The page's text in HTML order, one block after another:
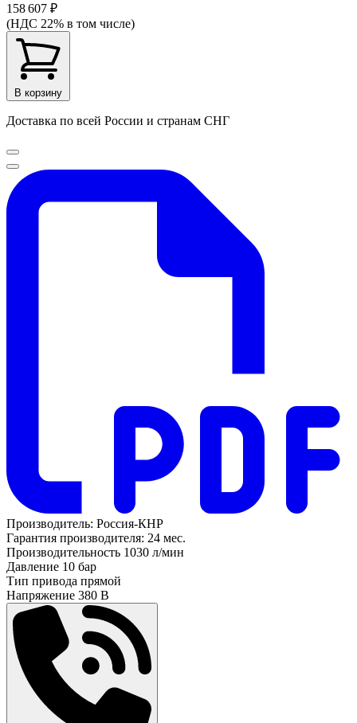
158 607 ₽
(НДС 22% в том числе)
В корзину
Доставка по всей России и странам СНГ
Производитель: Россия-КНР
Гарантия производителя: 24 мес.
Производительность 1030 л/мин
Давление 10 бар
Тип привода прямой
Напряжение 380 В